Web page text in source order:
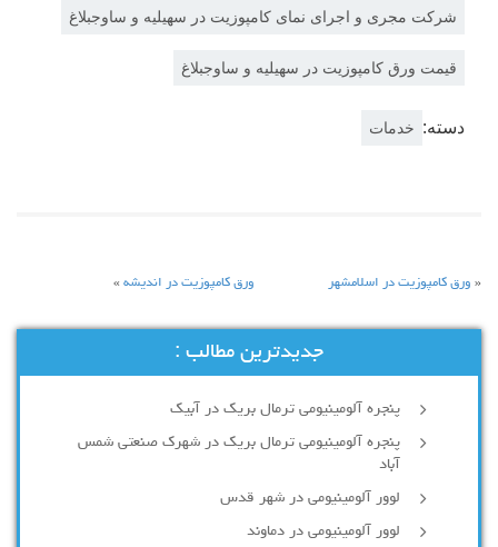
شرکت مجری و اجرای نمای کامپوزیت در سهیلیه و ساوجبلاغ
قیمت ورق کامپوزیت در سهیلیه و ساوجبلاغ
دسته: خدمات
« ورق کامپوزیت در اسلامشهر ورق کامپوزیت در اندیشه»
جدیدترین مطالب :
پنجره آلومینیومی ترمال بریک در آبیک
پنجره آلومینیومی ترمال بریک در شهرک صنعتی شمس
آباد
لوور آلومینیومی در شهر قدس
لوور آلومینیومی در دماوند